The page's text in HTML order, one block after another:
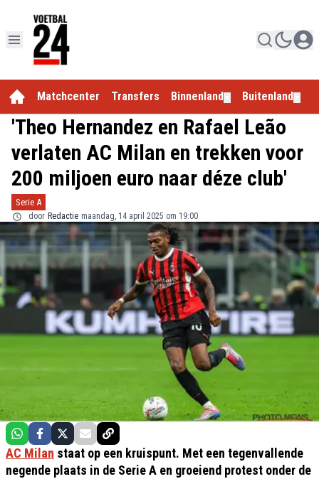
Matchcenter Transfers Binnenland Buitenland
'Theo Hernandez en Rafael Leão
verlaten AC Milan en trekken voor
200 miljoen euro naar déze club'
Serie A
door Redactie maandag, 14 april 2025 om 19:00
AC Milan staat op een kruispunt. Met een tegenvallende
negende plaats in de Serie A en groeiend protest onder de